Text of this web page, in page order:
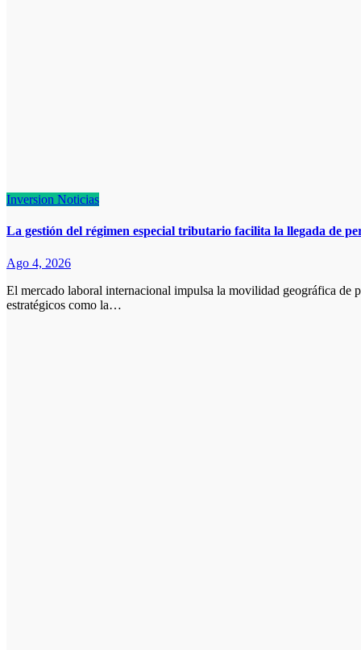
Inversion Noticias
La gestión del régimen especial tributario facilita la llegada de
Ago 4, 2026
El mercado laboral internacional impulsa la movilidad geográfica de profesionales con alta capacitación en sectores
estratégicos como la…